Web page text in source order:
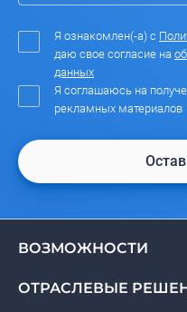
Я ознакомлен(-а) с
даю свое согласие на
данных
Я соглашаюсь на
рекламных материалов
ВОЗМОЖНОСТИ
ОТРАСЛЕВЫЕ